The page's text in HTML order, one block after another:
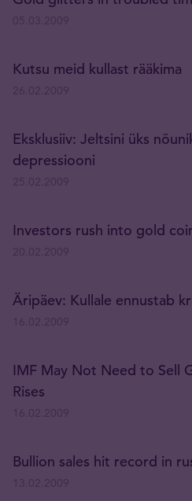
Kutsu meid kullast rääkima
Eksklusiiv: Jeltsini üks
depressiooni
Investors rush into gold
Äripäev: Kullale ennustab
IMF May Not Need to Sell
Rises
Bullion sales hit record in